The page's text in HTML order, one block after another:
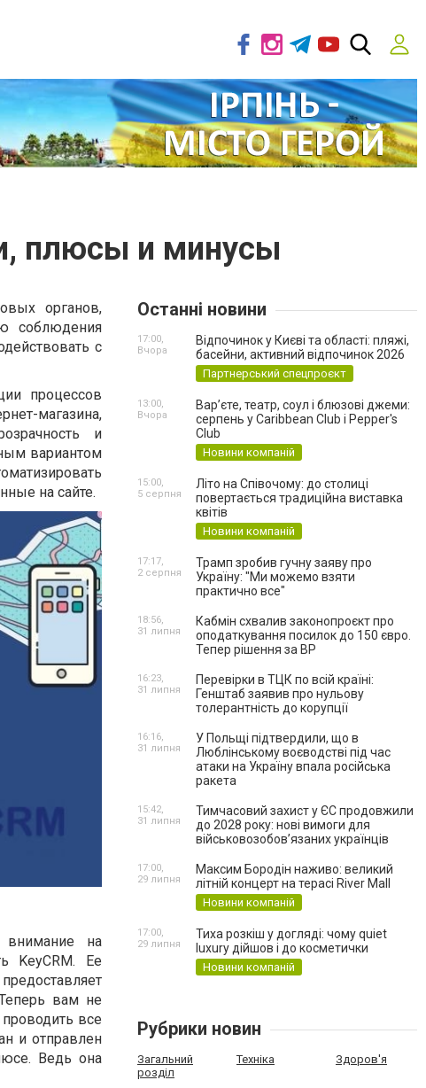
плюсы и минусы
органов,
соблюдения
с
процессов
магазина,
и
вариантом
на сайте.
внимание на
KeyCRM. Ее
вам не
все
и отправлен
Ведь она
Останні новини
Відпочинок у Києві та області: пляжі,
басейни, активний відпочинок 2026
Партнерський спецпроєкт
17:00,
Вчора
Вар’єте, театр, соул і блюзові джеми:
серпень у Caribbean Club і Pepper's
Club
Новини компаній
13:00,
Вчора
Літо на Співочому: до столиці
повертається традиційна виставка
квітів
Новини компаній
15:00,
5 серпня
Трамп зробив гучну заяву про
Україну: "Ми можемо взяти
практично все"
17:17,
2 серпня
Кабмін схвалив законопроєкт про
оподаткування посилок до 150 євро.
Тепер рішення за ВР
18:56,
31 липня
Перевірки в ТЦК по всій країні:
Генштаб заявив про нульову
толерантність до корупції
16:23,
31 липня
У Польщі підтвердили, що в
Люблінському воєводстві під час
атаки на Україну впала російська
ракета
16:16,
31 липня
Тимчасовий захист у ЄС продовжили
до 2028 року: нові вимоги для
військовозобов’язаних українців
15:42,
31 липня
Максим Бородін наживо: великий
літній концерт на терасі River Mall
Новини компаній
17:00,
29 липня
Тиха розкіш у догляді: чому quiet
luxury дійшов і до косметички
Новини компаній
17:00,
29 липня
Рубрики новин
Загальний
розділ
Техніка Здоров'я